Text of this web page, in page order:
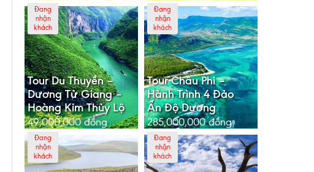
Đang
nhận
khách
Tour Du Thuyền –
Dương Tử Giang –
Hoàng Kim Thủy Lộ
49,000,000đồng
Đang
nhận
khách
Tour Châu Phi –
Hành Trình 4 Đảo
Ấn Độ Dương
285,000,000đồng
Đang
nhận
khách
Đang
nhận
khách